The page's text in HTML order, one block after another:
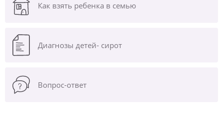
Как взять ребенка в семью
Диагнозы детей- сирот
Вопрос-ответ